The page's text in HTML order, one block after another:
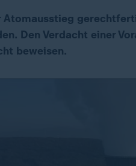
Atomausstieg
Den Verdacht einer
beweisen.